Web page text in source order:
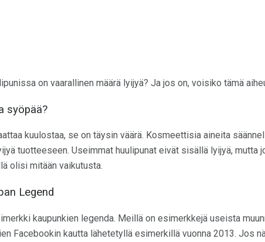
on vaarallinen määrä lyijyä? Ja jos on, voisiko tämä
syöpää?
kuulostaa, se on täysin väärä. Kosmeettisia aineita
tuotteeseen. Useimmat huulipunat eivät sisällä lyijyä, mutta
olisi mitään vaikutusta.
Legend
kaupunkien legenda. Meillä on esimerkkejä useista
Facebookin kautta lähetetyllä esimerkillä vuonna 2013. Jos